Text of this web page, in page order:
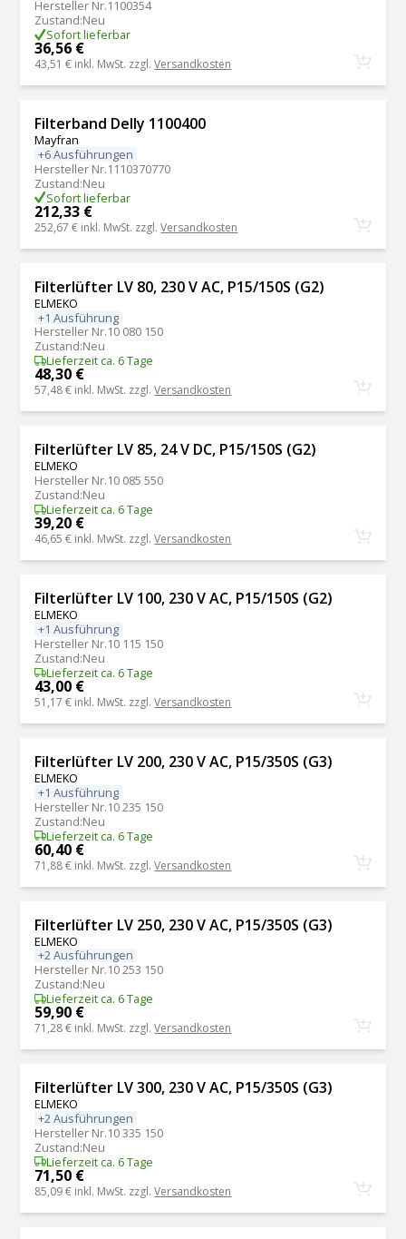
Hersteller Nr.1100354
Zustand:Neu
Sofort lieferbar
36,56 €
43,51 € inkl. MwSt. zzgl.Versandkosten
Filterband Delly 1100400
Mayfran
+6 Ausführungen
Hersteller Nr.1110370770
Zustand:Neu
Sofort lieferbar
212,33 €
252,67 € inkl. MwSt. zzgl.Versandkosten
Filterlüfter LV 80, 230 V AC, P15/150S (G2)
ELMEKO
+1 Ausführung
Hersteller Nr.10 080 150
Zustand:Neu
Lieferzeit ca. 6 Tage
48,30 €
57,48 € inkl. MwSt. zzgl.Versandkosten
Filterlüfter LV 85, 24 V DC, P15/150S (G2)
ELMEKO
Hersteller Nr.10 085 550
Zustand:Neu
Lieferzeit ca. 6 Tage
39,20 €
46,65 € inkl. MwSt. zzgl.Versandkosten
Filterlüfter LV 100, 230 V AC, P15/150S (G2)
ELMEKO
+1 Ausführung
Hersteller Nr.10 115 150
Zustand:Neu
Lieferzeit ca. 6 Tage
43,00 €
51,17 € inkl. MwSt. zzgl.Versandkosten
Filterlüfter LV 200, 230 V AC, P15/350S (G3)
ELMEKO
+1 Ausführung
Hersteller Nr.10 235 150
Zustand:Neu
Lieferzeit ca. 6 Tage
60,40 €
71,88 € inkl. MwSt. zzgl.Versandkosten
Filterlüfter LV 250, 230 V AC, P15/350S (G3)
ELMEKO
+2 Ausführungen
Hersteller Nr.10 253 150
Zustand:Neu
Lieferzeit ca. 6 Tage
59,90 €
71,28 € inkl. MwSt. zzgl.Versandkosten
Filterlüfter LV 300, 230 V AC, P15/350S (G3)
ELMEKO
+2 Ausführungen
Hersteller Nr.10 335 150
Zustand:Neu
Lieferzeit ca. 6 Tage
71,50 €
85,09 € inkl. MwSt. zzgl.Versandkosten